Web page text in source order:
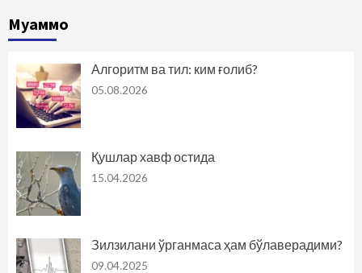
Муаммо
Алгоритм ва тил: ким ғолиб?
05.08.2026
Қушлар хавф остида
15.04.2026
Зилзилани ўрганмаса ҳам бўлаверадими?
09.04.2025